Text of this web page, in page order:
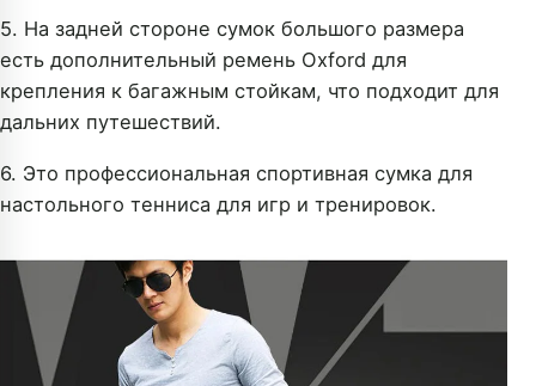
5. На задней стороне сумок большого размера
есть дополнительный ремень Oxford для
крепления к багажным стойкам, что подходит для
дальних путешествий.
6. Это профессиональная спортивная сумка для
настольного тенниса для игр и тренировок.